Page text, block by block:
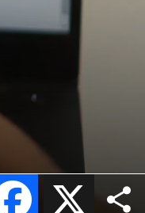
X
Facebook